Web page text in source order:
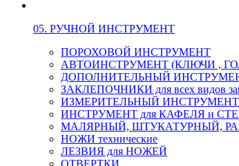
05. РУЧНОЙ ИНСТРУМЕНТ
ПОРОХОВОЙ ИНСТРУМЕНТ
АВТОИНСТРУМЕНТ (КЛЮЧИ ,
ДОПОЛНИТЕЛЬНЫЙ
ЗАКЛЕПОЧНИКИ для всех видов
ИЗМЕРИТЕЛЬНЫЙ ИНСТРУМЕНТ
ИНСТРУМЕНТ для КАФЕЛЯ и
МАЛЯРНЫЙ, ШТУКАТУРНЫЙ,
НОЖИ технические
ЛЕЗВИЯ для НОЖЕЙ
ОТВЕРТКИ